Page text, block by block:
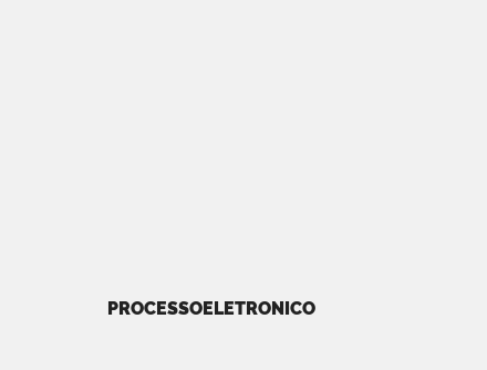
PROCESSOELETRONICO